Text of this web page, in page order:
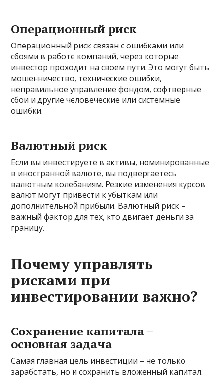
Операционный риск
Операционный риск связан с ошибками или
сбоями в работе компаний, через которые
инвестор проходит на своем пути. Это могут быть
мошенничество, технические ошибки,
неправильное управление фондом, софтверные
сбои и другие человеческие или системные
ошибки.
Валютный риск
Если вы инвестируете в активы, номинированные
в иностранной валюте, вы подвергаетесь
валютным колебаниям. Резкие изменения курсов
валют могут привести к убыткам или
дополнительной прибыли. Валютный риск –
важный фактор для тех, кто двигает деньги за
границу.
Почему управлять
рисками при
инвестировании важно?
Сохранение капитала –
основная задача
Самая главная цель инвестиции – не только
заработать, но и сохранить вложенный капитал.